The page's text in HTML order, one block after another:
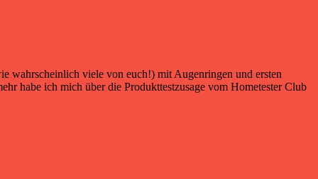
wahrscheinlich viele von euch!) mit Augenringen und ersten
habe ich mich über die Produkttestzusage vom Hometester Club